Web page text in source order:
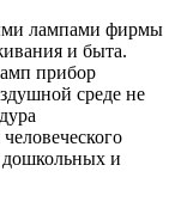
лампами фирмы
и быта.
прибор
среде не
дошкольных и